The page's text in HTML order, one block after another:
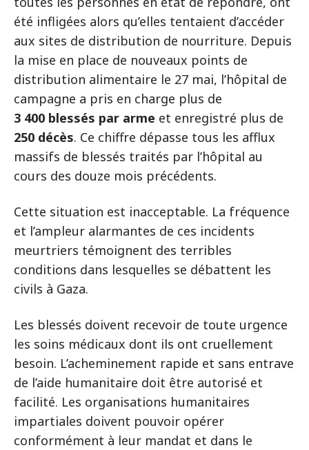
été infligées alors qu’elles tentaient d’accéder
aux sites de distribution de nourriture. Depuis
la mise en place de nouveaux points de
distribution alimentaire le 27 mai, l’hôpital de
campagne a pris en charge plus de
3 400 blessés par arme et enregistré plus de
250 décès. Ce chiffre dépasse tous les afflux
massifs de blessés traités par l’hôpital au
cours des douze mois précédents.
Cette situation est inacceptable. La fréquence
et l’ampleur alarmantes de ces incidents
meurtriers témoignent des terribles
conditions dans lesquelles se débattent les
civils à Gaza.
Les blessés doivent recevoir de toute urgence
les soins médicaux dont ils ont cruellement
besoin. L’acheminement rapide et sans entrave
de l’aide humanitaire doit être autorisé et
facilité. Les organisations humanitaires
impartiales doivent pouvoir opérer
conformément à leur mandat et dans le